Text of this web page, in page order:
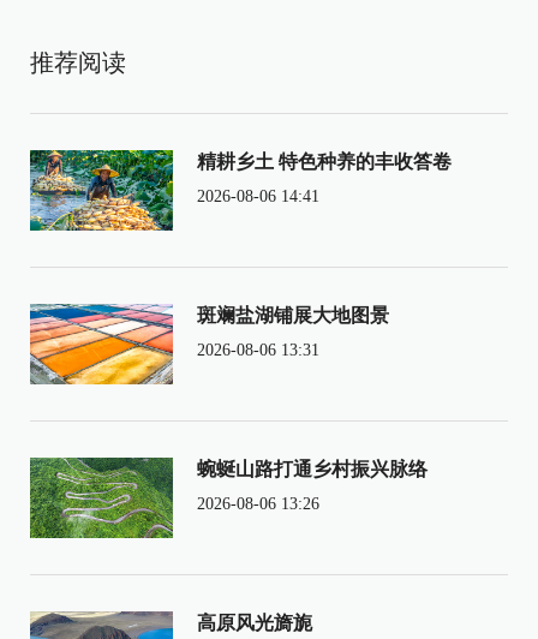
推荐阅读
精耕乡土 特色种养的丰收答卷
2026-08-06 14:41
斑斓盐湖铺展大地图景
2026-08-06 13:31
蜿蜒山路打通乡村振兴脉络
2026-08-06 13:26
高原风光旖旎